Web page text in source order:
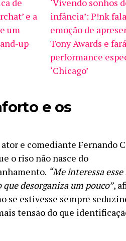
de
e a
um
up
‘Vivendo sonhos
infância’: P!nk
emoção de
Tony Awards e fará
performance
‘Chicago’
e os
e comediante Fernando
o riso não nasce do
“Me interessa
desorganiza um pouco”,
se estivesse sempre
tensão do que